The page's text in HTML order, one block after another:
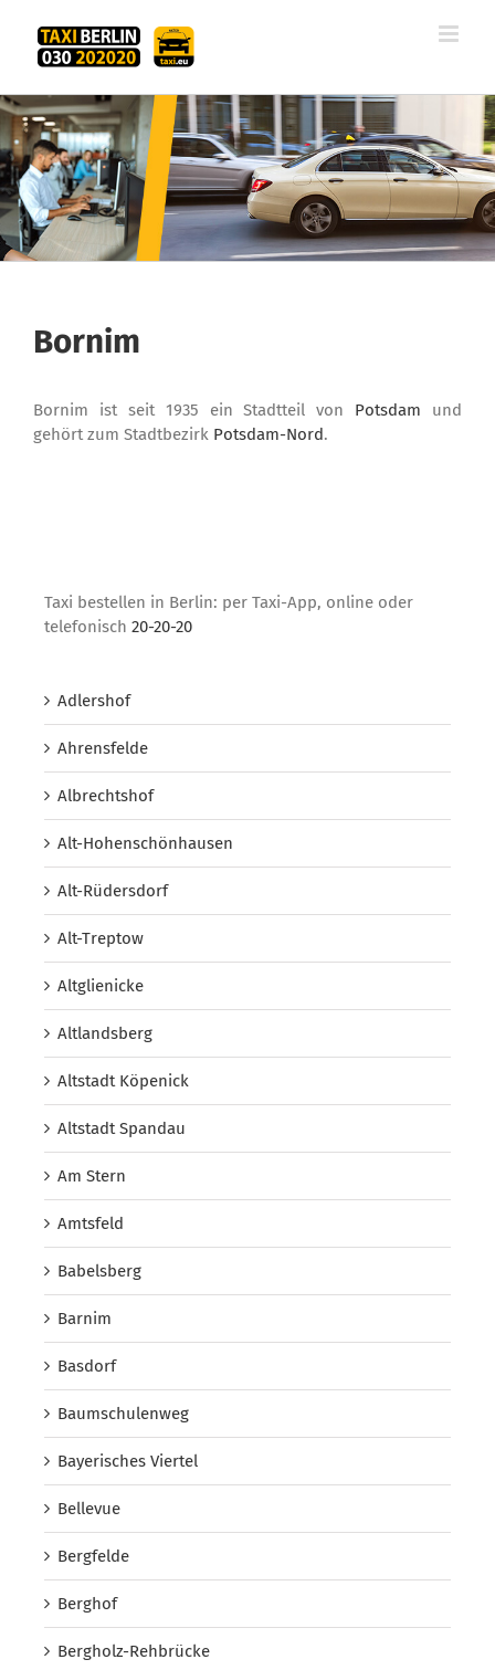
Inhalt
springen
Bornim
Bornim ist seit 1935 ein Stadtteil von Potsdam und
gehört zum Stadtbezirk Potsdam-Nord.
Taxi bestellen in Berlin: per Taxi-App, online oder
telefonisch 20-20-20
Adlershof
Ahrensfelde
Albrechtshof
Alt-Hohenschönhausen
Alt-Rüdersdorf
Alt-Treptow
Altglienicke
Altlandsberg
Altstadt Köpenick
Altstadt Spandau
Am Stern
Amtsfeld
Babelsberg
Barnim
Basdorf
Baumschulenweg
Bayerisches Viertel
Bellevue
Bergfelde
Berghof
Bergholz-Rehbrücke